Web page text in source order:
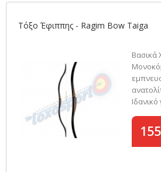
Τόξο Έφιππης - Ragim Bow Taiga
Βασικά
Ιδανικό